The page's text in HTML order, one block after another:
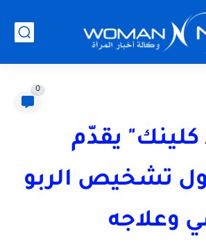
0
كلينك" يقدّم
تشخيص الربو
وعلاجه